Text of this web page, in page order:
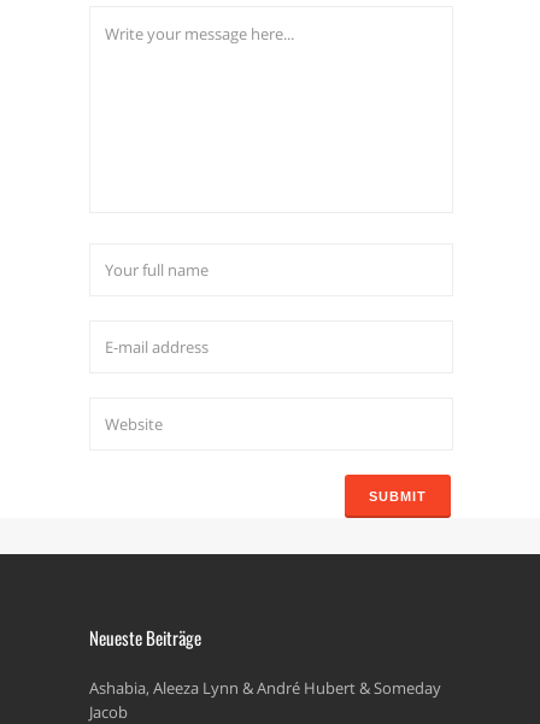
Neueste Beiträge
Ashabia, Aleeza Lynn & André Hubert & Someday
Jacob